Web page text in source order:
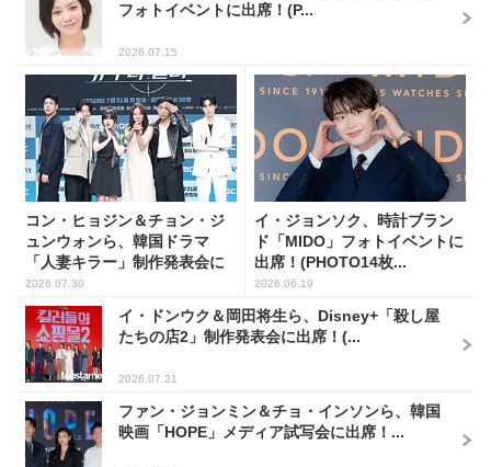
フォトイベントに出席！(P...
2026.07.15
コン・ヒョジン＆チョン・ジ
ュンウォンら、韓国ドラマ
「人妻キラー」制作発表会に
出席...
2026.07.30
イ・ジョンソク、時計ブラン
ド「MIDO」フォトイベントに
出席！(PHOTO14枚...
2026.06.19
イ・ドンウク＆岡田将生ら、Disney+「殺し屋
たちの店2」制作発表会に出席！(...
2026.07.21
ファン・ジョンミン＆チョ・インソンら、韓国
映画「HOPE」メディア試写会に出席！...